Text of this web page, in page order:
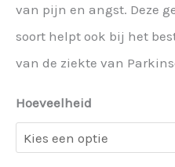
van pijn en angst. Deze
soort helpt ook bij het
van de ziekte van
Hoeveelheid